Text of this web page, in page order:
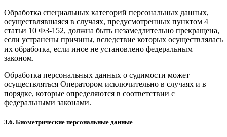
Обработка специальных категорий персональных данных,
осуществлявшаяся в случаях, предусмотренных пунктом 4
статьи 10 ФЗ-152, должна быть незамедлительно прекращена,
если устранены причины, вследствие которых осуществлялась
их обработка, если иное не установлено федеральным
законом.
Обработка персональных данных о судимости может
осуществляться Оператором исключительно в случаях и в
порядке, которые определяются в соответствии с
федеральными законами.
3.6. Биометрические персональные данные